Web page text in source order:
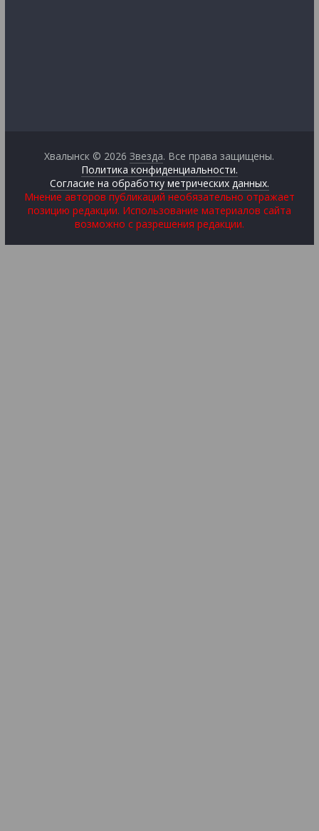
Хвалынск © 2026Звезда. Все права защищены.
Политика конфиденциальности.
Согласие на обработку метрических данных.
Мнение авторов публикаций необязательно отражает
позицию редакции. Использование материалов сайта
возможно с разрешения редакции.